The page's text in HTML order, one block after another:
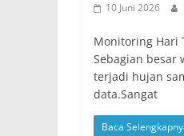
10 Juni 2026
Monitoring Hari
Sebagian besar
terjadi hujan
data.Sangat
Baca